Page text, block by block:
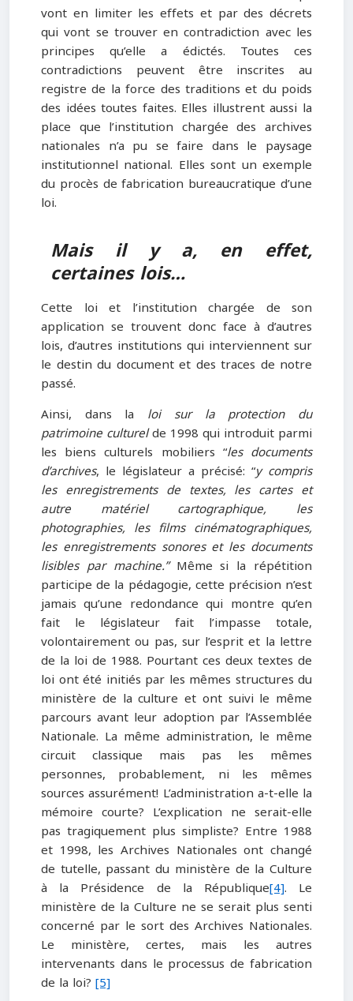
vont en limiter les effets et par des décrets
qui vont se trouver en contradiction avec les
principes qu’elle a édictés. Toutes ces
contradictions peuvent être inscrites au
registre de la force des traditions et du poids
des idées toutes faites. Elles illustrent aussi la
place que l’institution chargée des archives
nationales n’a pu se faire dans le paysage
institutionnel national. Elles sont un exemple
du procès de fabrication bureaucratique d’une
loi.
Mais il y a, en effet,
certaines lois…
Cette loi et l’institution chargée de son
application se trouvent donc face à d’autres
lois, d’autres institutions qui interviennent sur
le destin du document et des traces de notre
passé.
Ainsi, dans la loi sur la protection du
patrimoine culturelde 1998 qui introduit parmi
les biens culturels mobiliers “les documents
d’archives, le législateur a précisé: “y compris
les enregistrements de textes, les cartes et
autre matériel cartographique, les
photographies, les films cinématographiques,
les enregistrements sonores et les documents
lisibles par machine.”Même si la répétition
participe de la pédagogie, cette précision n’est
jamais qu’une redondance qui montre qu’en
fait le législateur fait l’impasse totale,
volontairement ou pas, sur l’esprit et la lettre
de la loi de 1988. Pourtant ces deux textes de
loi ont été initiés par les mêmes structures du
ministère de la culture et ont suivi le même
parcours avant leur adoption par l’Assemblée
Nationale. La même administration, le même
circuit classique mais pas les mêmes
personnes, probablement, ni les mêmes
sources assurément! L’administration a-t-elle la
mémoire courte? L’explication ne serait-elle
pas tragiquement plus simpliste? Entre 1988
et 1998, les Archives Nationales ont changé
de tutelle, passant du ministère de la Culture
à la Présidence de la République[4]. Le
ministère de la Culture ne se serait plus senti
concerné par le sort des Archives Nationales.
Le ministère, certes, mais les autres
intervenants dans le processus de fabrication
de la loi? [5]